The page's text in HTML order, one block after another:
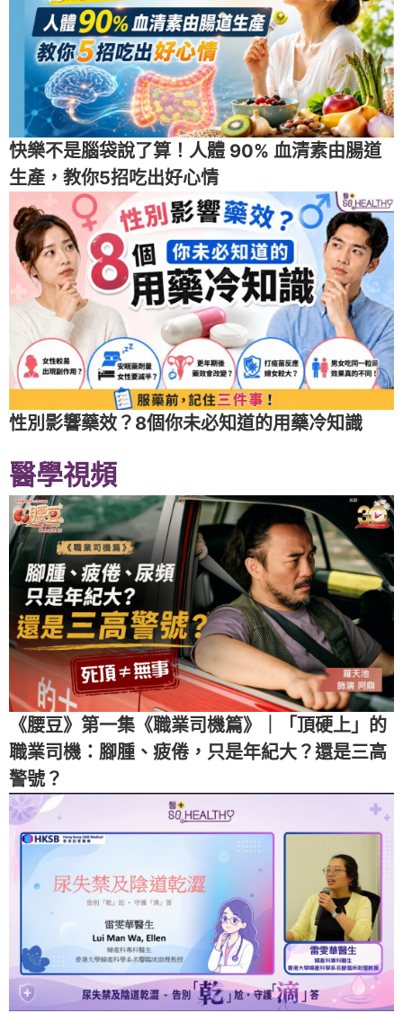
快樂不是腦袋說了算！人體 90% 血清素由腸道
生產，教你5招吃出好心情
性別影響藥效？8個你未必知道的用藥冷知識
醫學視頻
《腰豆》第一集《職業司機篇》｜「頂硬上」的
職業司機：腳腫、疲倦，只是年紀大？還是三高
警號？